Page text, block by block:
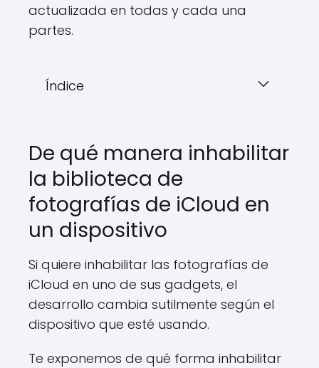
actualizada en todas y cada una
partes.
Índice
De qué manera inhabilitar
la biblioteca de
fotografías de iCloud en
un dispositivo
Si quiere inhabilitar las fotografías de
iCloud en uno de sus gadgets, el
desarrollo cambia sutilmente según el
dispositivo que esté usando.
Te exponemos de qué forma inhabilitar